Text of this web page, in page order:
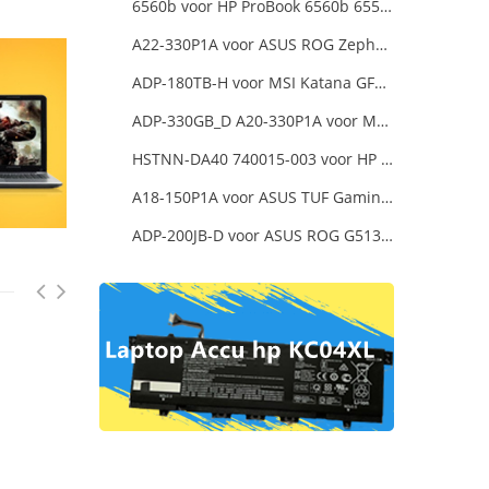
6560b voor HP ProBook 6560b 6555b 6550b 90W Smart AC Power Adapter Laptop
A22-330P1A voor ASUS ROG Zephyrus Duo 16 2023 GX650PY
ADP-180TB-H voor MSI Katana GF66 11UE-088NEU
ADP-330GB_D A20-330P1A voor MSI GE68 Raider Power Supply
HSTNN-DA40 740015-003 voor HP Pavilion 13-a000 x360 11-h000 x2 Series 19.5v 45w 2.31a Blue Charger+Cord
A18-150P1A voor ASUS TUF Gaming FX505DT-EB73
ADP-200JB-D voor ASUS ROG G513QC-HN008T